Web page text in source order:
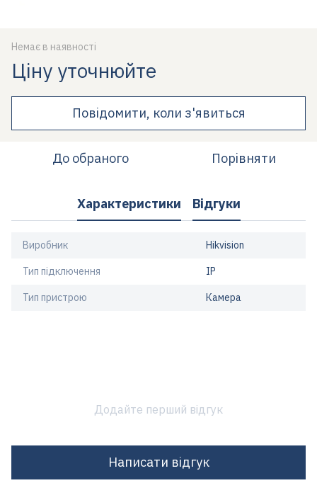
Немає в наявності
Ціну уточнюйте
Повідомити, коли з'явиться
До обраного Порівняти
Характеристики Відгуки
Виробник Hikvision
Тип підключення IP
Тип пристрою Камера
Додайте перший відгук
Написати відгук